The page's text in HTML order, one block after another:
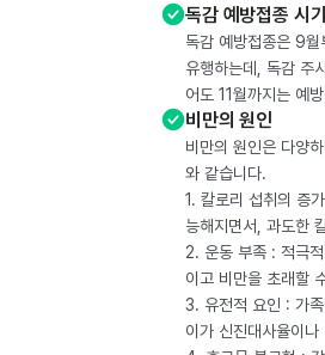
독감 예방접종 시기
독감 예방접종은 9
유행하는데, 독감 주
어도 11월까지는 예
비만의 원인
비만의 원인은 다양
와 같습니다.
1. 칼로리 섭취의 증
능해지면서, 과도한
2. 운동 부족 : 적극
이고 비만을 초래할
3. 유전적 요인 : 가
이가 신진대사율이